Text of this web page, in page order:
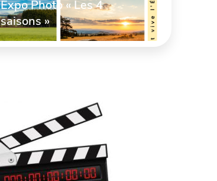
Expo Photo « Les 4
saisons »